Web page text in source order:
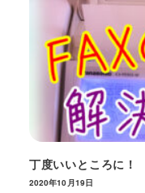
丁度いいところに！
2020年10月19日